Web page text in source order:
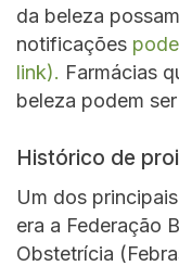
da beleza
notificações
link). Farmácias
beleza podem
Histórico de
Um dos
era a Federação
Obstetrícia